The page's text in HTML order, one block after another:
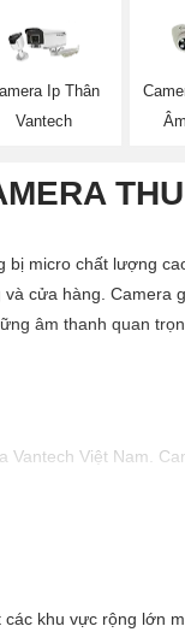
Ip Thân
Vantech
micro chất lượng
cửa hàng. Camera
âm thanh quan
Việt Nam.
lượng tốt, độ phân
khu vực rộng lớn